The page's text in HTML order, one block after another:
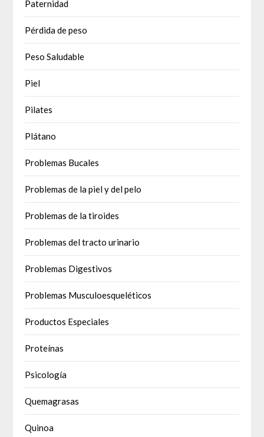
Paternidad
Pérdida de peso
Peso Saludable
Piel
Pilates
Plátano
Problemas Bucales
Problemas de la piel y del pelo
Problemas de la tiroides
Problemas del tracto urinario
Problemas Digestivos
Problemas Musculoesqueléticos
Productos Especiales
Proteínas
Psicología
Quemagrasas
Quinoa